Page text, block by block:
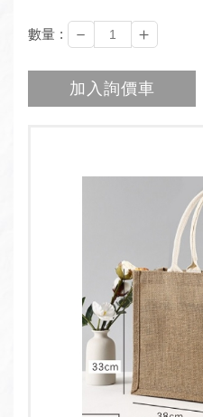
數量 : － ＋
加入詢價車